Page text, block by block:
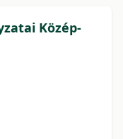
Közép-